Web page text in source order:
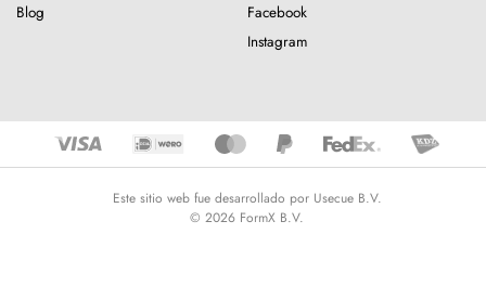
Blog
Facebook
Instagram
Este sitio web fue desarrollado por Usecue B.V.
© 2026 FormX B.V.